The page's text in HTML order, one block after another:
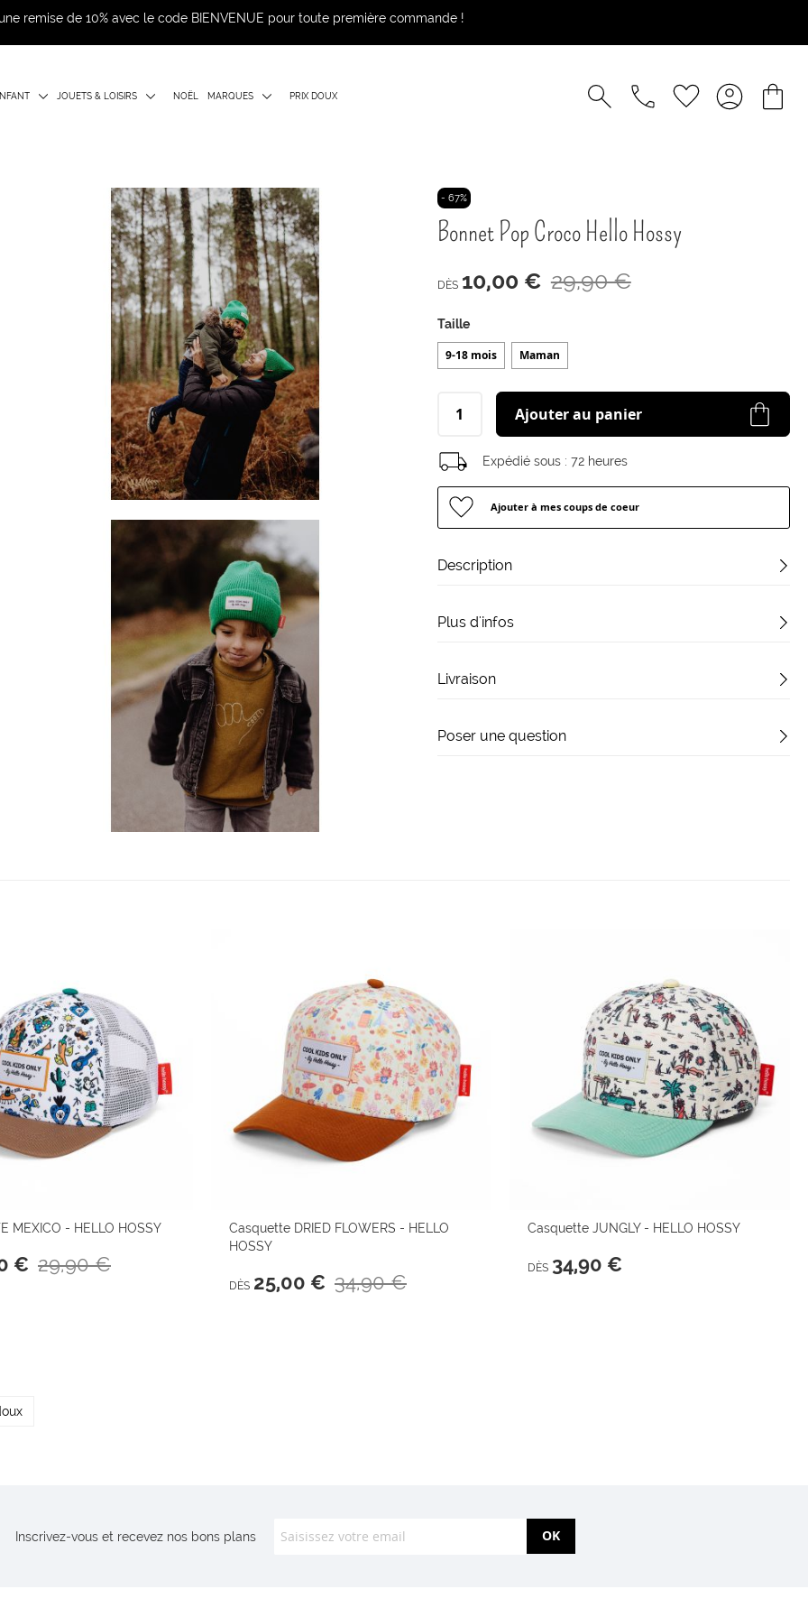
remise de 10% avec le code BIENVENUE pour toute première commande !
JOUETS & LOISIRS NOËL MARQUES PRIX DOUX
- 67%
Bonnet Pop Croco Hello Hossy
DÈS 10,00 € 29,90 €
Taille
9-18 mois Maman
Ajouter au panier
Expédié sous : 72 heures
Ajouter à mes coups de coeur
Description
Plus d'infos
Livraison
Poser une question
MEXICO - HELLO HOSSY
€ 29,90 €
Casquette DRIED FLOWERS - HELLO
HOSSY
DÈS 25,00 € 34,90 €
Casquette JUNGLY - HELLO HOSSY
DÈS 34,90 €
Inscrivez-vous et recevez nos bons plans OK